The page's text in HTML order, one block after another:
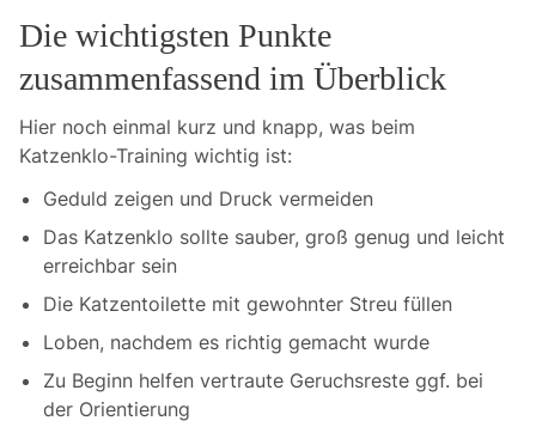
Die wichtigsten Punkte
zusammenfassend im Überblick
Hier noch einmal kurz und knapp, was beim
Katzenklo-Training wichtig ist:
Geduld zeigen und Druck vermeiden
Das Katzenklo sollte sauber, groß genug und leicht
erreichbar sein
Die Katzentoilette mit gewohnter Streu füllen
Loben, nachdem es richtig gemacht wurde
Zu Beginn helfen vertraute Geruchsreste ggf. bei
der Orientierung